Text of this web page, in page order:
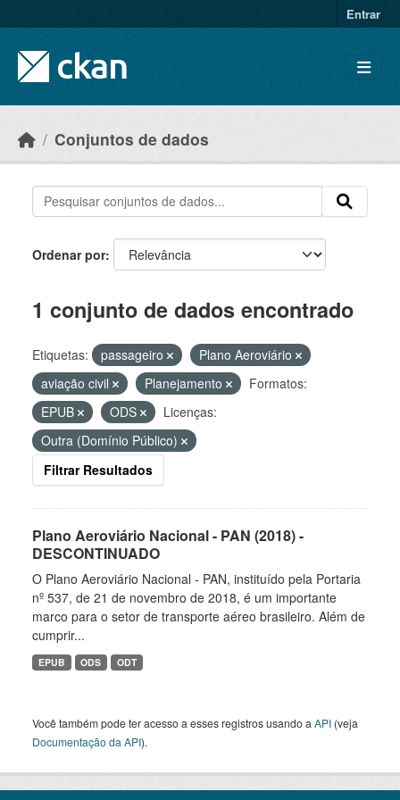
Entrar
Conjuntos de dados
Ordenar por
1 conjunto de dados encontrado
Etiquetas: passageiro
Plano Aeroviário
aviação civil
Planejamento
Formatos:
EPUB
ODS
Licenças:
Outra (Domínio Público)
Filtrar Resultados
Plano Aeroviário Nacional - PAN (2018) -
DESCONTINUADO
O Plano Aeroviário Nacional - PAN, instituído pela Portaria
nº 537, de 21 de novembro de 2018, é um importante
marco para o setor de transporte aéreo brasileiro. Além de
cumprir...
EPUB ODS ODT
Você também pode ter acesso a esses registros usando a API (veja
Documentação da API).